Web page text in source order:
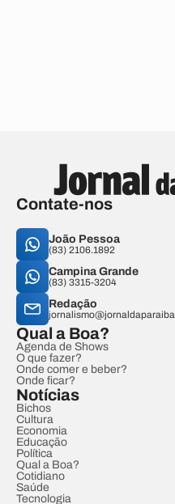
Contate-nos
João Pessoa
(83) 2106.1892
Campina Grande
(83) 3315-3204
Redação
Qual a Boa?
Agenda de Shows
O que fazer?
Onde comer e beber?
Onde ficar?
Notícias
Bichos
Cultura
Economia
Educação
Política
Qual a Boa?
Cotidiano
Saúde
Tecnologia